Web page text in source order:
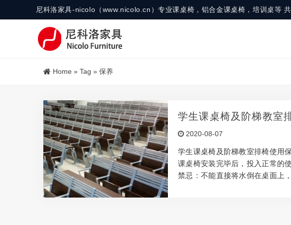
尼科洛家具-nicolo（www.nicolo.cn）专业课桌椅，铝合金课桌椅，培训桌等
Home » Tag » 保养
学生课桌椅及阶梯教室
2020-08-07
学生课桌椅及阶梯教室排椅使用
课桌椅安装完毕后，投入正常的
禁忌：不能直接将水倒在桌面上